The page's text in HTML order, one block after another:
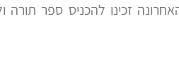
זכינו להכניס ספר